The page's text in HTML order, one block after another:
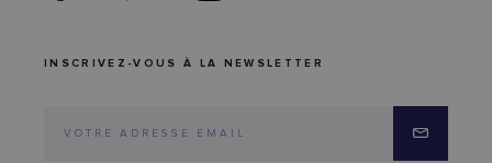
INSCRIVEZ-VOUS À LA NEWSLETTER